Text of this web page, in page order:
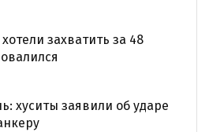
захватить за 48
хуситы заявили об ударе